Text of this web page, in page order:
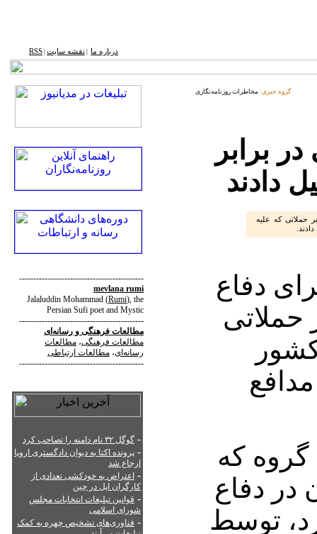
درباره ما نقشه ‌سایت RSS
--------------------------------------------
mevlana rumi
Jalaluddin Mohammad (Rumi), the
Persian Sufi poet and Mystic
--------------------------------------------
مطالعات فرهنگی و رسانه‌ای
مطالعات فرهنگی، مطالعات
رسانه‌ای، مطالعات ارتباطی
--------------------------------------------
- گوگل ۳۲ نام دامنه را تصاحب کرد
- پرونده اکتا به دیوان دادگستری اروپا
ارجاع شد
- اعتراض به خودکشی تعدادی از
کارگران اپل در چین
- قوانین تبلیغات انتخابات مجلس
شورای اسلامی
- فناوری‌های تشخیص چهره به کمک
گروه خبری: مخاطرات روزنامه‌نگاری
برابر
دادند
حملاتی که علیه
دفاع
حملاتی
گروه که
در دفاع
توسط